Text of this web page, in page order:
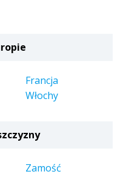
Francja
Włochy
Zamość